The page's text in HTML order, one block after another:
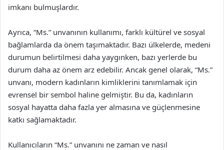
imkanı bulmuşlardır.
Ayrıca, “Ms.” unvanının kullanımı, farklı kültürel ve sosyal
bağlamlarda da önem taşımaktadır. Bazı ülkelerde, medeni
durumun belirtilmesi daha yaygınken, bazı yerlerde bu
durum daha az önem arz edebilir. Ancak genel olarak, “Ms.”
unvanı, modern kadınların kimliklerini tanımlamak için
evrensel bir sembol haline gelmiştir. Bu da, kadınların
sosyal hayatta daha fazla yer almasına ve güçlenmesine
katkı sağlamaktadır.
Kullanıcıların “Ms.” unvanını ne zaman ve nasıl